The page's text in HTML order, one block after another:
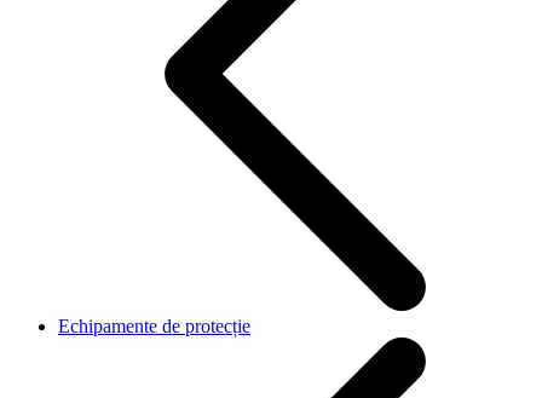
Echipamente de protecție